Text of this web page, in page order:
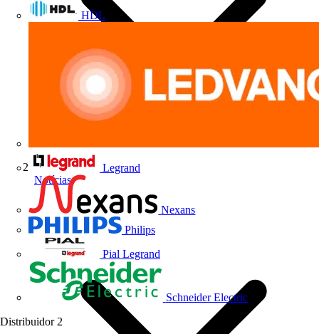
HDL
Legrand
Nexans
Philips
Pial Legrand
Schneider Electric
Distribuidor 2
Notícias